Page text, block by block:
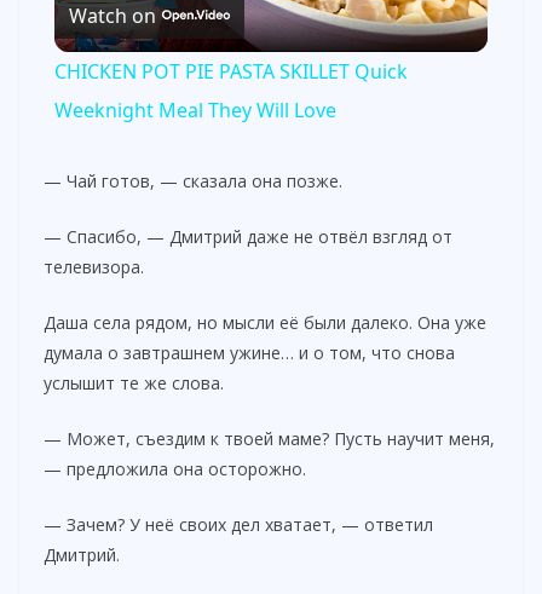
l
a
y
V
i
e
Watch on
CHICKEN POT PIE PASTA SKILLET Quick
Weeknight Meal They Will Love
— Чай готов, — сказала она позже.
— Спасибо, — Дмитрий даже не отвёл взгляд от
телевизора.
Даша села рядом, но мысли её были далеко. Она уже
думала о завтрашнем ужине… и о том, что снова
услышит те же слова.
— Может, съездим к твоей маме? Пусть научит меня,
— предложила она осторожно.
— Зачем? У неё своих дел хватает, — ответил
Дмитрий.